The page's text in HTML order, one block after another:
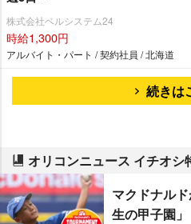
株式会社ベルシステム24
時給1,300円
アルバイト・パート / 契約社員 / 北海道
続きは
オリコンニュース イチオシ
マクドナル
生の甲子園」